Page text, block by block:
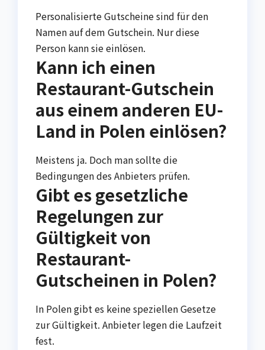
Personalisierte Gutscheine sind für den
Namen auf dem Gutschein. Nur diese
Person kann sie einlösen.
Kann ich einen
Restaurant-Gutschein
aus einem anderen EU-
Land in Polen einlösen?
Meistens ja. Doch man sollte die
Bedingungen des Anbieters prüfen.
Gibt es gesetzliche
Regelungen zur
Gültigkeit von
Restaurant-
Gutscheinen in Polen?
In Polen gibt es keine speziellen Gesetze
zur Gültigkeit. Anbieter legen die Laufzeit
fest.